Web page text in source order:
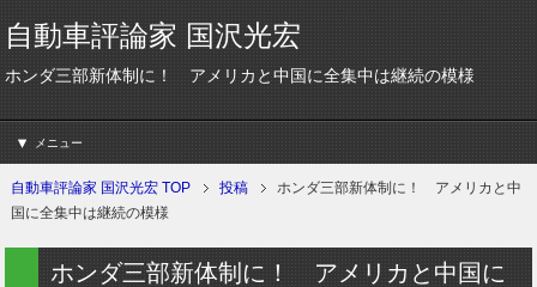
自動車評論家 国沢光宏
ホンダ三部新体制に！ アメリカと中国に全集中は継続の模様
メニュー
自動車評論家 国沢光宏 TOP 投稿
ホンダ三部新体制に！ アメリカと中
国に全集中は継続の模様
ホンダ三部新体制に！ アメリカと中国に